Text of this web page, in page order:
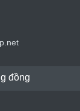
đồng